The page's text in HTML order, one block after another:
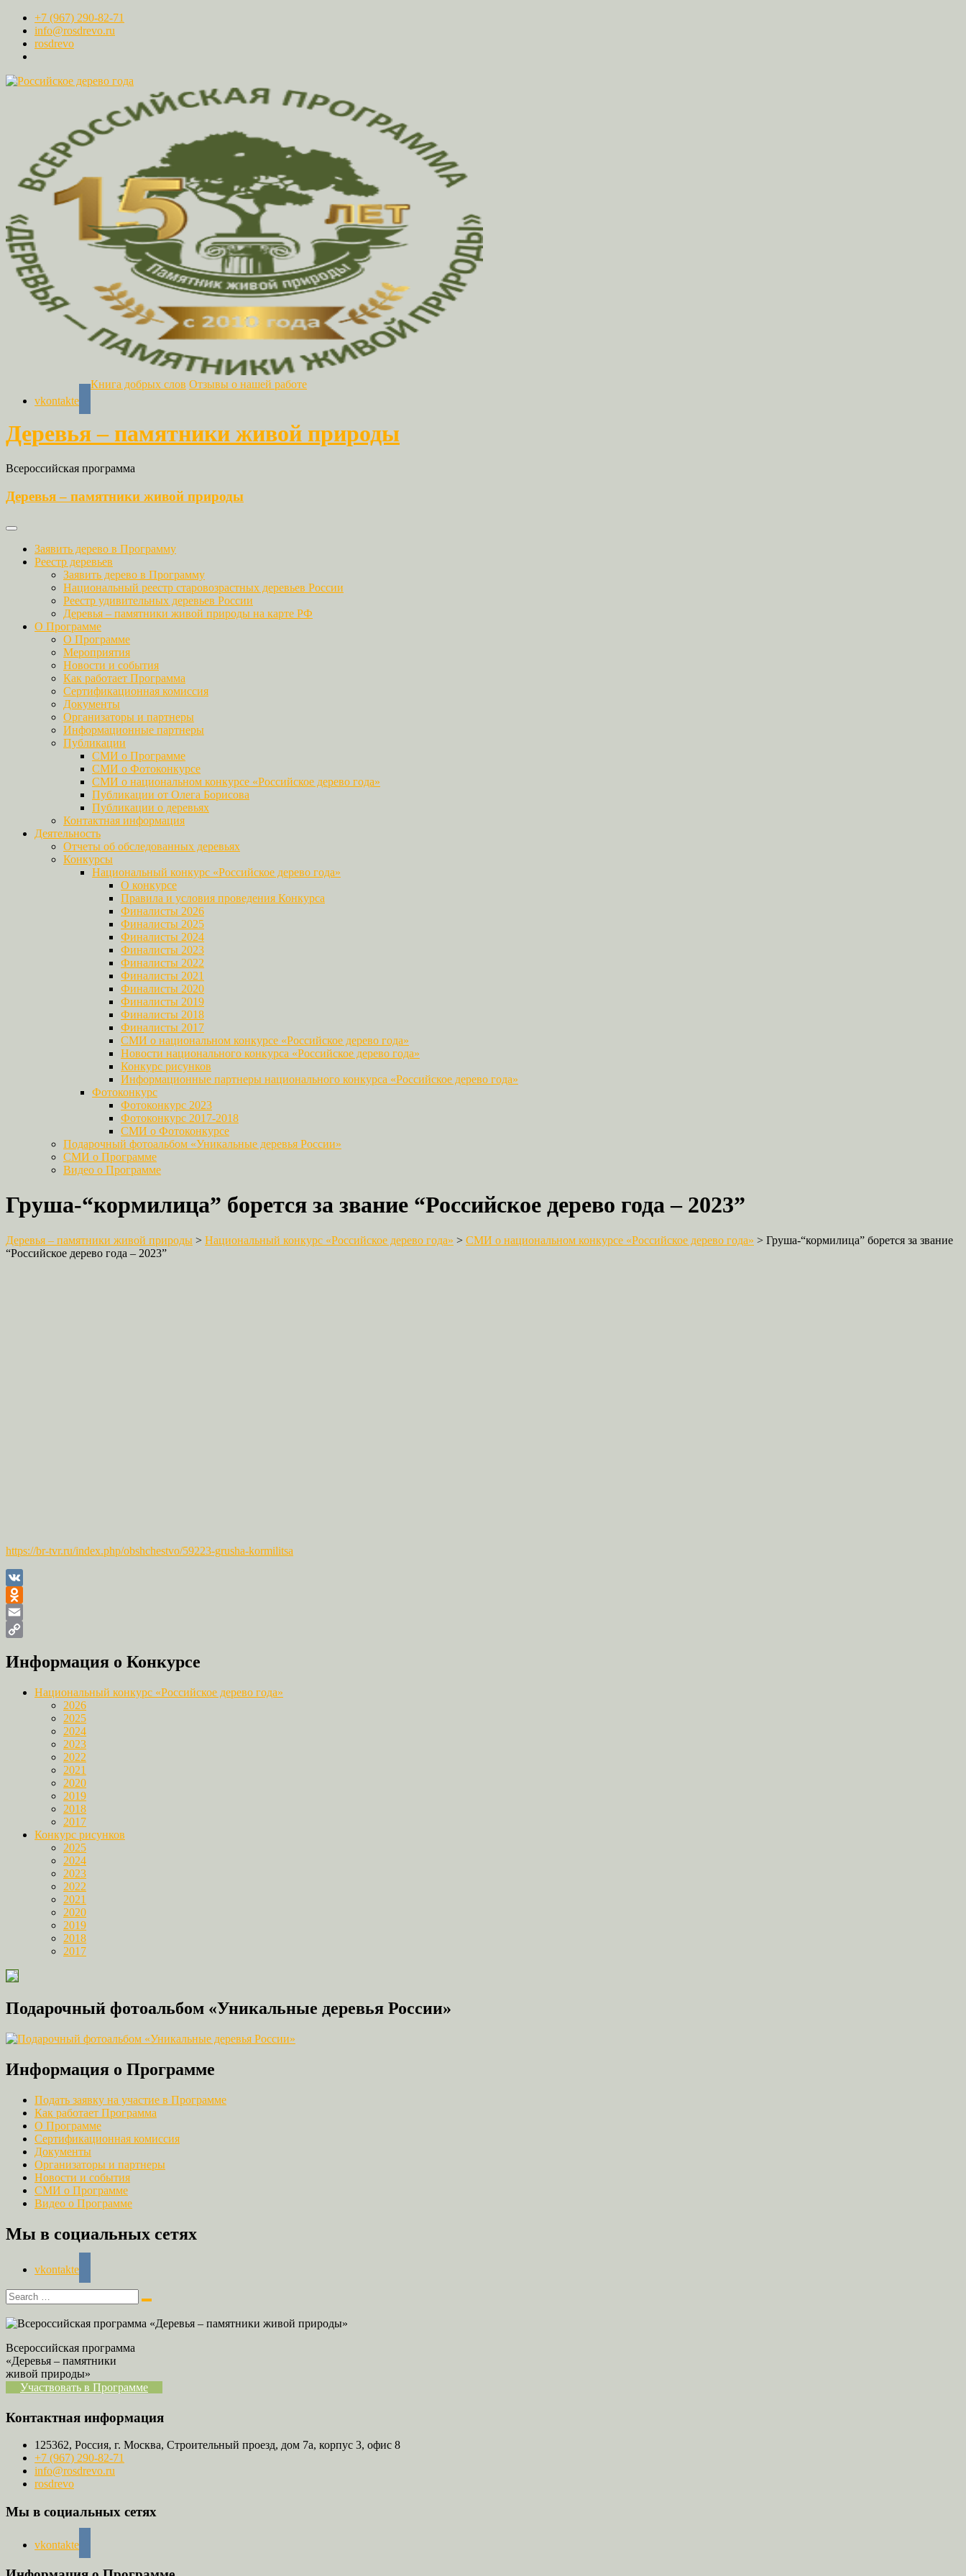
+7 (967) 290-82-71
info@rosdrevo.ru
rosdrevo
vkontakte
Книга добрых слов Отзывы о нашей работе
Деревья – памятники живой природы
Всероссийская программа
Деревья – памятники живой природы
Заявить дерево в Программу
Реестр деревьев
Заявить дерево в Программу
Национальный реестр старовозрастных деревьев России
Реестр удивительных деревьев России
Деревья – памятники живой природы на карте РФ
О Программе
О Программе
Мероприятия
Новости и события
Как работает Программа
Сертификационная комиссия
Документы
Организаторы и партнеры
Информационные партнеры
Публикации
СМИ о Программе
СМИ о Фотоконкурсе
СМИ о национальном конкурсе «Российское дерево года»
Публикации от Олега Борисова
Публикации о деревьях
Контактная информация
Деятельность
Отчеты об обследованных деревьях
Конкурсы
Национальный конкурс «Российское дерево года»
О конкурсе
Правила и условия проведения Конкурса
Финалисты 2026
Финалисты 2025
Финалисты 2024
Финалисты 2023
Финалисты 2022
Финалисты 2021
Финалисты 2020
Финалисты 2019
Финалисты 2018
Финалисты 2017
СМИ о национальном конкурсе «Российское дерево года»
Новости национального конкурса «Российское дерево года»
Конкурс рисунков
Информационные партнеры национального конкурса «Российское дерево года»
Фотоконкурс
Фотоконкурс 2023
Фотоконкурс 2017-2018
СМИ о Фотоконкурсе
Подарочный фотоальбом «Уникальные деревья России»
СМИ о Программе
Видео о Программе
Груша-“кормилица” борется за звание “Российское дерево года – 2023”
Деревья – памятники живой природы > Национальный конкурс «Российское дерево года» > СМИ о национальном конкурсе «Российское дерево года» > Груша-“кормилица” борется за звание
“Российское дерево года – 2023”
https://br-tvr.ru/index.php/obshchestvo/59223-grusha-kormilitsa
VK
Odnoklassniki
Email
Link
Информация о Конкурсе
Национальный конкурс «Российское дерево года»
2026
2025
2024
2023
2022
2021
2020
2019
2018
2017
Конкурс рисунков
2025
2024
2023
2022
2021
2020
2019
2018
2017
Подарочный фотоальбом «Уникальные деревья России»
Информация о Программе
Подать заявку на участие в Программе
Как работает Программа
О Программе
Сертификационная комиссия
Документы
Организаторы и партнеры
Новости и события
СМИ о Программе
Видео о Программе
Мы в социальных сетях
vkontakte
Всероссийская программа
«Деревья – памятники
живой природы»
Участвовать в Программе
Контактная информация
125362, Россия, г. Москва, Строительный проезд, дом 7а, корпус 3, офис 8
+7 (967) 290-82-71
info@rosdrevo.ru
rosdrevo
Мы в социальных сетях
vkontakte